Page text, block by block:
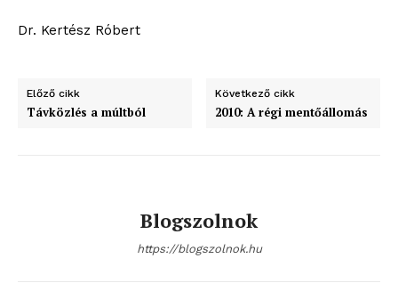
Dr. Kertész Róbert
Előző cikk
Távközlés a múltból
Következő cikk
2010: A régi mentőállomás
Blogszolnok
https://blogszolnok.hu